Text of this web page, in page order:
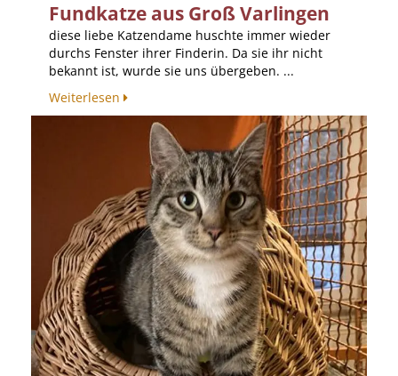
Fundkatze aus Groß Varlingen
diese liebe Katzendame huschte immer wieder
durchs Fenster ihrer Finderin. Da sie ihr nicht
bekannt ist, wurde sie uns übergeben. ...
Weiterlesen